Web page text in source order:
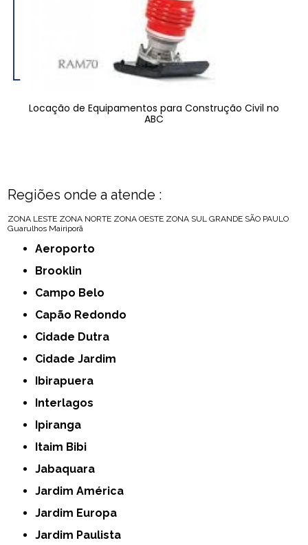
Locação de Equipamentos para Construção Civil no
ABC
Regiões onde a atende :
ZONA LESTE ZONA NORTE ZONA OESTE ZONA SUL GRANDE SÃO PAULO
Guarulhos Mairiporã
Aeroporto
Brooklin
Campo Belo
Capão Redondo
Cidade Dutra
Cidade Jardim
Ibirapuera
Interlagos
Ipiranga
Itaim Bibi
Jabaquara
Jardim América
Jardim Europa
Jardim Paulista